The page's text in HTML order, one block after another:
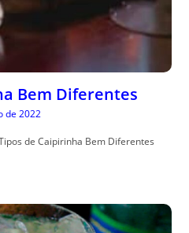
Bem Diferentes
de 2022
de Caipirinha Bem Diferentes